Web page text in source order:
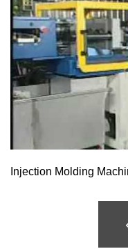
Injection Molding